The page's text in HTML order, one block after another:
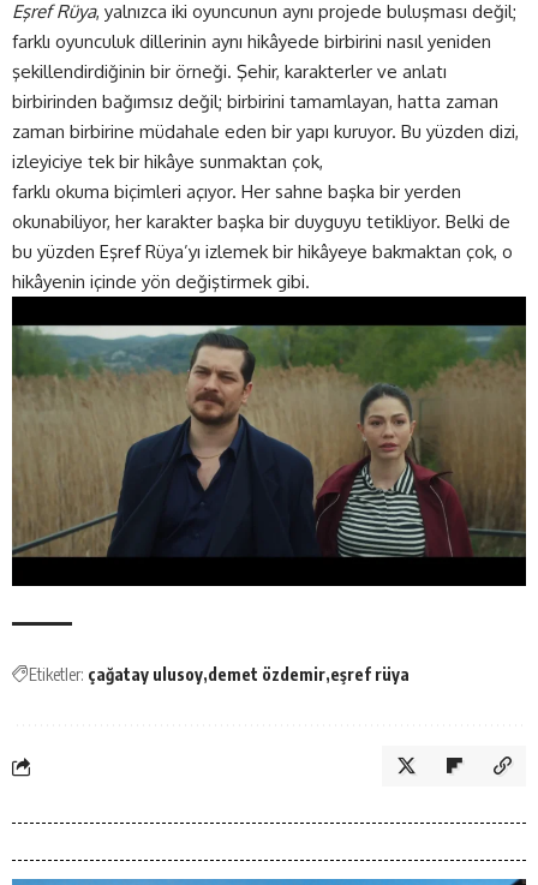
Eşref Rüya, yalnızca iki oyuncunun aynı projede buluşması değil;
farklı oyunculuk dillerinin aynı hikâyede birbirini nasıl yeniden
şekillendirdiğinin bir örneği. Şehir, karakterler ve anlatı
birbirinden bağımsız değil; birbirini tamamlayan, hatta zaman
zaman birbirine müdahale eden bir yapı kuruyor. Bu yüzden dizi,
izleyiciye tek bir hikâye sunmaktan çok,
farklı okuma biçimleri açıyor. Her sahne başka bir yerden
okunabiliyor, her karakter başka bir duyguyu tetikliyor. Belki de
bu yüzden Eşref Rüya’yı izlemek bir hikâyeye bakmaktan çok, o
hikâyenin içinde yön değiştirmek gibi.
Etiketler: çağatay ulusoy demet özdemir eşref rüya